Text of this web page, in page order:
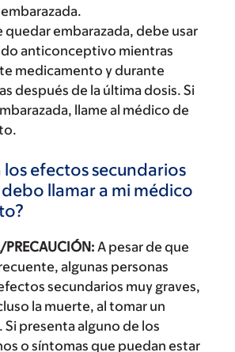
quedar embarazada, debe usar
anticonceptivo mientras
medicamento y durante
después de la última dosis. Si
llame al médico de
los efectos secundarios
llamar a mi médico
PRECAUCIÓN:A pesar de que
algunas personas
secundarios muy graves,
la muerte, al tomar un
presenta alguno de los
o síntomas que puedan estar